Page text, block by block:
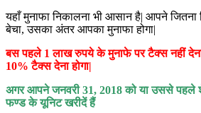
यहाँ मुनाफा निकालना भी आसान है| आपने
बेचा, उसका अंतर आपका मुनाफा होगा|
बस पहले 1 लाख रुपये के मुनाफे पर टैक्स नहीं
10% टैक्स देना होगा|
अगर आपने जनवरी 31, 2018 को या उससे पहले
फण्ड के यूनिट खरीदें हैं